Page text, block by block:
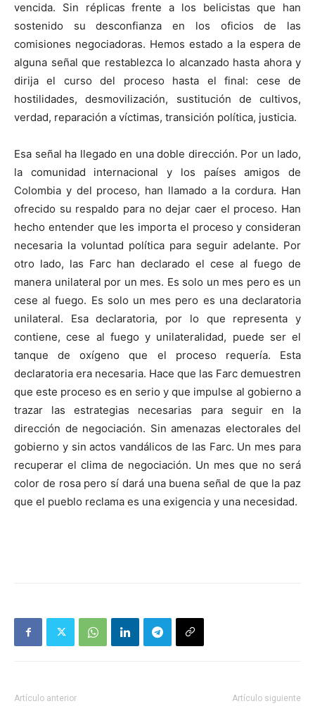
vencida. Sin réplicas frente a los belicistas que han
sostenido su desconfianza en los oficios de las
comisiones negociadoras. Hemos estado a la espera de
alguna señal que restablezca lo alcanzado hasta ahora y
dirija el curso del proceso hasta el final: cese de
hostilidades, desmovilización, sustitución de cultivos,
verdad, reparación a víctimas, transición política, justicia.
Esa señal ha llegado en una doble dirección. Por un lado,
la comunidad internacional y los países amigos de
Colombia y del proceso, han llamado a la cordura. Han
ofrecido su respaldo para no dejar caer el proceso. Han
hecho entender que les importa el proceso y consideran
necesaria la voluntad política para seguir adelante. Por
otro lado, las Farc han declarado el cese al fuego de
manera unilateral por un mes. Es solo un mes pero es un
cese al fuego. Es solo un mes pero es una declaratoria
unilateral. Esa declaratoria, por lo que representa y
contiene, cese al fuego y unilateralidad, puede ser el
tanque de oxígeno que el proceso requería. Esta
declaratoria era necesaria. Hace que las Farc demuestren
que este proceso es en serio y que impulse al gobierno a
trazar las estrategias necesarias para seguir en la
dirección de negociación. Sin amenazas electorales del
gobierno y sin actos vandálicos de las Farc. Un mes para
recuperar el clima de negociación. Un mes que no será
color de rosa pero sí dará una buena señal de que la paz
que el pueblo reclama es una exigencia y una necesidad.
Artículo anterior Artículo siguiente